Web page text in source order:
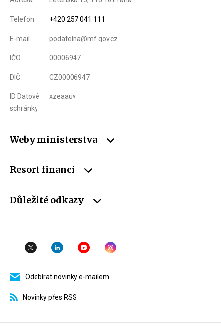
Telefon +420 257 041 111
E-mail podatelna@mf.gov.cz
IČO 00006947
DIČ CZ00006947
ID Datové
schránky
xzeaauv
Weby ministerstva
Resort financí
Důležité odkazy
Odebírat novinky e-mailem
Novinky přes RSS